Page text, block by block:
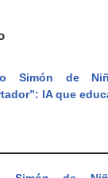
Simón de
IA que